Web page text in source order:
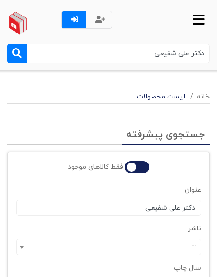
خانه لیست محصولات
جستجوی پیشرفته
فقط کالاهای موجود
عنوان
ناشر
--
سال چاپ